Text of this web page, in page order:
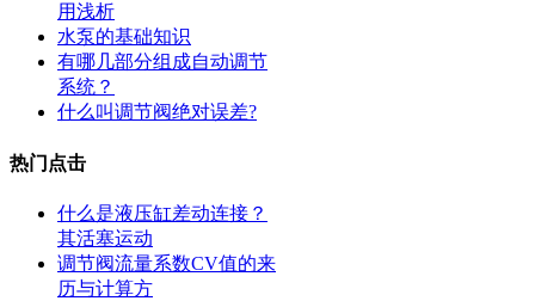
用浅析
水泵的基础知识
有哪几部分组成自动调节
系统？
什么叫调节阀绝对误差?
热门点击
什么是液压缸差动连接？
其活塞运动
调节阀流量系数CV值的来
历与计算方